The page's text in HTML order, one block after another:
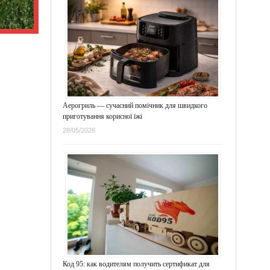
Аерогриль — сучасний помічник для швидкого
приготування корисної їжі
28/05/2026
Код 95: как водителям получить сертификат для